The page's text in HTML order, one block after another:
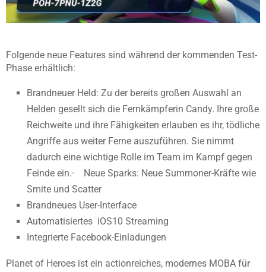
Folgende neue Features sind während der kommenden Test-
Phase erhältlich:
Brandneuer Held: Zu der bereits großen Auswahl an
Helden gesellt sich die Fernkämpferin Candy. Ihre große
Reichweite und ihre Fähigkeiten erlauben es ihr, tödliche
Angriffe aus weiter Ferne auszuführen. Sie nimmt
dadurch eine wichtige Rolle im Team im Kampf gegen
Feinde ein.· Neue Sparks: Neue Summoner-Kräfte wie
Smite und Scatter
Brandneues User-Interface
Automatisiertes iOS10 Streaming
Integrierte Facebook-Einladungen
Planet of Heroes ist ein actionreiches, modernes MOBA für